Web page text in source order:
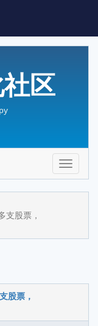
区
Toggle
支股票，
股票，